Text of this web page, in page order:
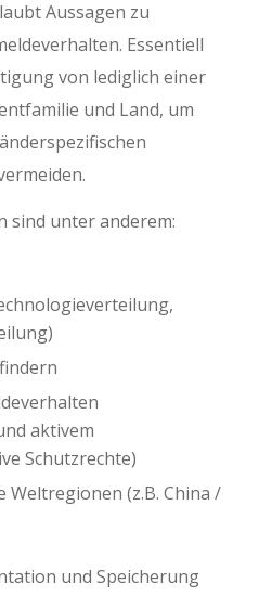
Aussagen zu
Essentiell
von lediglich einer
und Land, um
sind unter anderem:
aktivem
Schutzrechte)
Weltregionen (z.B. China /
und Speicherung